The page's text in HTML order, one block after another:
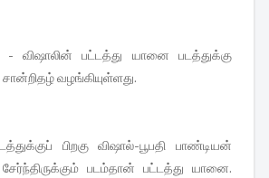
- விஷாலின் பட்டத்து யானை படத்துக்கு
வழங்கியுள்ளது.
பிறகு விஷால்-பூபதி பாண்டியன்
படம்தான் பட்டத்து யானை.